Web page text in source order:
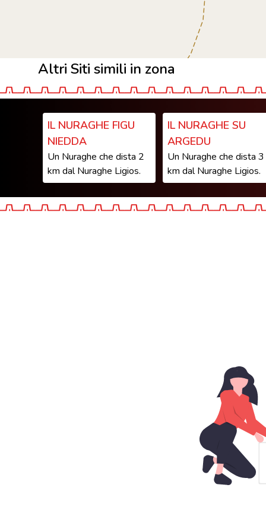
Altri Siti simili in zona
IL NURAGHE FIGU
NIEDDA
Un Nuraghe che dista 2
km dal Nuraghe Ligios.
IL NURAGHE SU
ARGEDU
Un Nuraghe che dista 3
km dal Nuraghe Ligios.